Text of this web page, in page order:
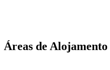
Áreas de Alojamento